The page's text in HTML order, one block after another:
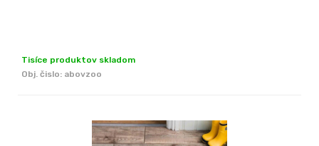
Tisíce produktov skladom
Obj. čislo: abovzoo